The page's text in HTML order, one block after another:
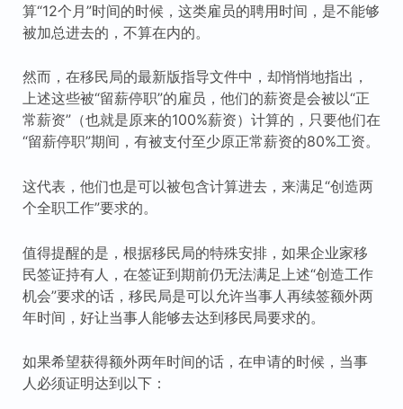
算“12个月”时间的时候，这类雇员的聘用时间，是不能够
被加总进去的，不算在内的。
然而，在移民局的最新版指导文件中，却悄悄地指出，
上述这些被“留薪停职”的雇员，他们的薪资是会被以“正
常薪资”（也就是原来的100%薪资）计算的，只要他们在
“留薪停职”期间，有被支付至少原正常薪资的80%工资。
这代表，他们也是可以被包含计算进去，来满足“创造两
个全职工作”要求的。
值得提醒的是，根据移民局的特殊安排，如果企业家移
民签证持有人，在签证到期前仍无法满足上述“创造工作
机会”要求的话，移民局是可以允许当事人再续签额外两
年时间，好让当事人能够去达到移民局要求的。
如果希望获得额外两年时间的话，在申请的时候，当事
人必须证明达到以下：